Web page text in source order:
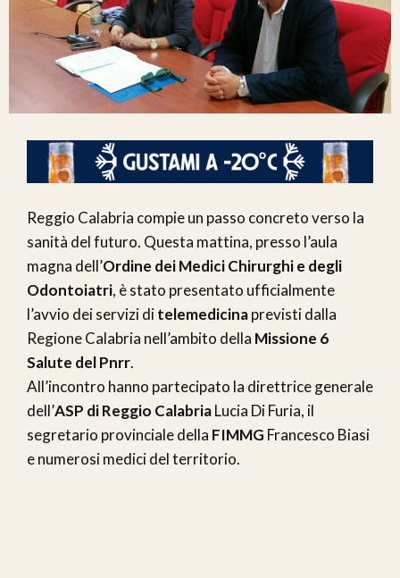
Reggio Calabria compie un passo concreto verso la
sanità del futuro. Questa mattina, presso l’aula
magna dell’Ordine dei Medici Chirurghi e degli
Odontoiatri, è stato presentato ufficialmente
l’avvio dei servizi ditelemedicinaprevisti dalla
Regione Calabria nell’ambito della Missione 6
Salute del Pnrr.
All’incontro hanno partecipato la direttrice generale
dell’ASP di Reggio CalabriaLucia Di Furia, il
segretario provinciale della FIMMG Francesco Biasi
e numerosi medici del territorio.